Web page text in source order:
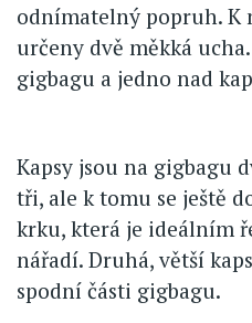
odnímatelný popruh. K
určeny dvě měkká
gigbagu a jedno nad
Kapsy jsou na gigbagu
tři, ale k tomu se ještě
krku, která je ideálním
nářadí. Druhá, větší
spodní části gigbagu.